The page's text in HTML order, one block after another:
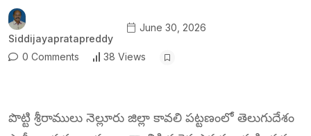
Siddijayapratapreddy
June 30, 2026
0 Comments 38 Views
పొట్టి శ్రీరాములు నెల్లూరు జిల్లా కావలి పట్టణంలో తెలుగుదేశం